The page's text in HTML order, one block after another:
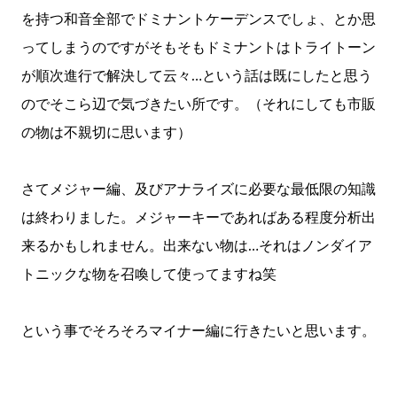
を持つ和音全部でドミナントケーデンスでしょ、とか思
ってしまうのですがそもそもドミナントはトライトーン
が順次進行で解決して云々…という話は既にしたと思う
のでそこら辺で気づきたい所です。（それにしても市販
の物は不親切に思います）
さてメジャー編、及びアナライズに必要な最低限の知識
は終わりました。メジャーキーであればある程度分析出
来るかもしれません。出来ない物は…それはノンダイア
トニックな物を召喚して使ってますね笑
という事でそろそろマイナー編に行きたいと思います。